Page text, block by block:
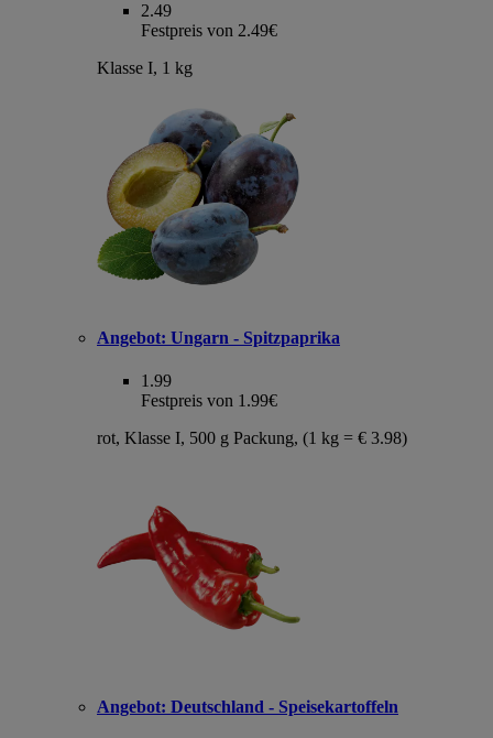
2.49
Festpreis von 2.49€
Klasse I, 1 kg
Angebot: Ungarn - Spitzpaprika
1.99
Festpreis von 1.99€
rot, Klasse I, 500 g Packung, (1 kg = € 3.98)
Angebot: Deutschland - Speisekartoffeln